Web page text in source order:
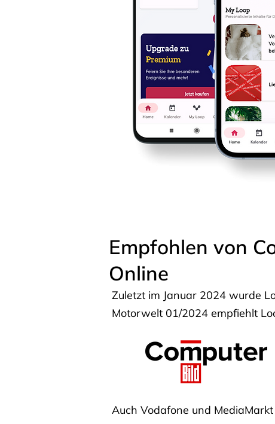
Empfohlen von
Online
Zuletzt im Januar 2024 wurde
Motorwelt 01/2024 empfiehlt
Auch Vodafone und